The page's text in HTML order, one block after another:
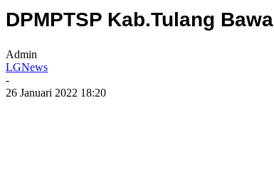
DPMPTSP Kab.Tulang
Admin
LGNews
-
26 Januari 2022 18:20